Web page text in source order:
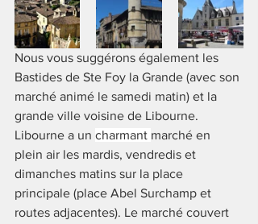
Nous vous suggérons également les
Bastides de Ste Foy la Grande (avec son
marché animé le samedi matin) et la
grande ville voisine de Libourne.
Libourne a un charmant marché en
plein air les mardis, vendredis et
dimanches matins sur la place
principale (place Abel Surchamp et
routes adjacentes). Le marché couvert